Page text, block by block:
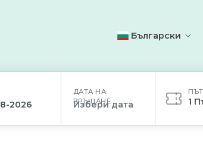
Български
ДАТА НА
ВРЪЩАНЕ
1